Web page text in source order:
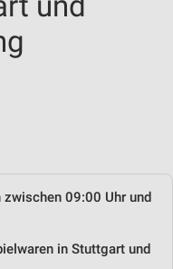
zwischen 09:00 Uhr und
in Stuttgart und